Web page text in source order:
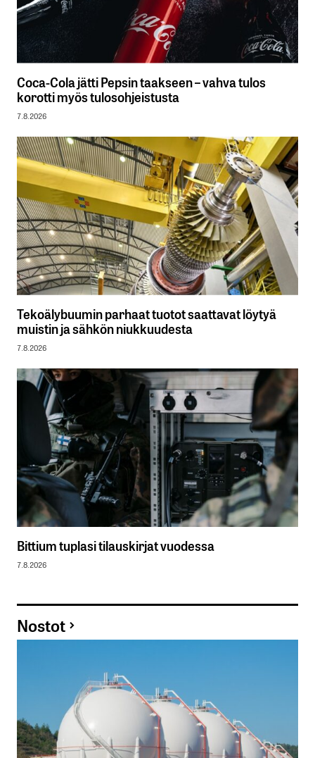
Coca-Cola jätti Pepsin taakseen – vahva tulos
korotti myös tulosohjeistusta
7.8.2026
Tekoälybuumin parhaat tuotot saattavat löytyä
muistin ja sähkön niukkuudesta
7.8.2026
Bittium tuplasi tilauskirjat vuodessa
7.8.2026
Nostot